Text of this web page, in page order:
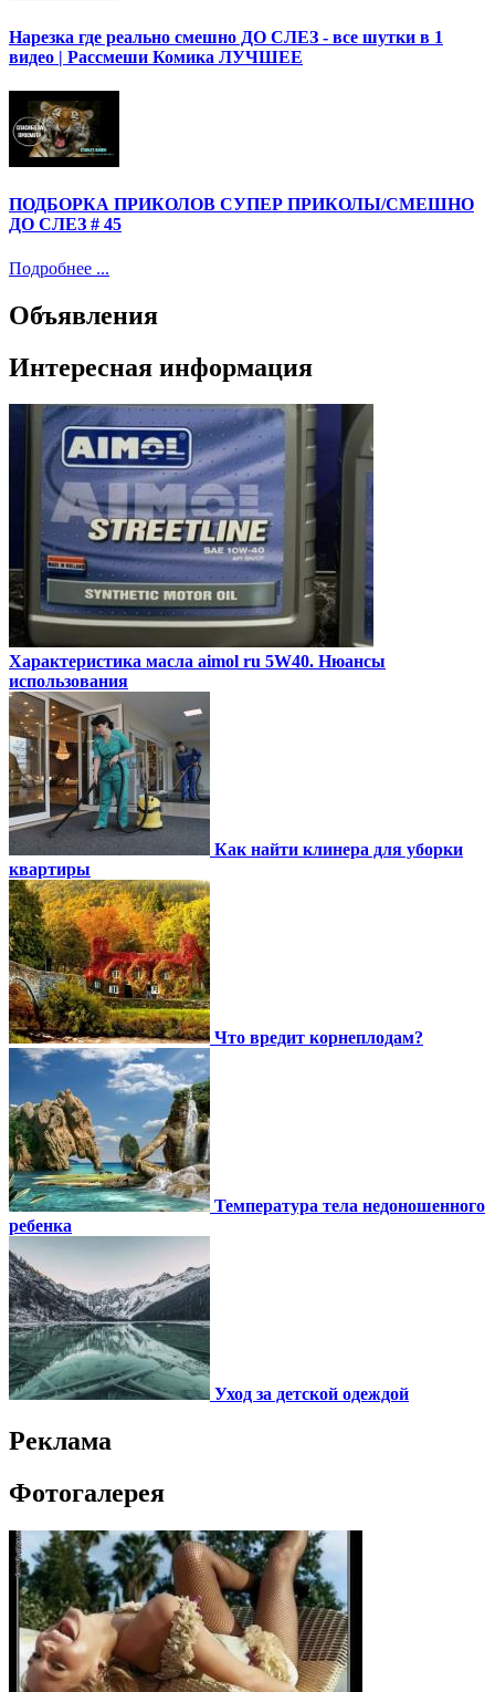
Нарезка где реально смешно ДО СЛЕЗ - все шутки в 1
видео | Рассмеши Комика ЛУЧШЕЕ
ПОДБОРКА ПРИКОЛОВ СУПЕР ПРИКОЛЫ/СМЕШНО
ДО СЛЕЗ # 45
Подробнее ...
Объявления
Интересная информация
Характеристика масла aimol ru 5W40. Нюансы
использования
Как найти клинера для уборки
квартиры
Что вредит корнеплодам?
Температура тела недоношенного
ребенка
Уход за детской одеждой
Реклама
Фотогалерея